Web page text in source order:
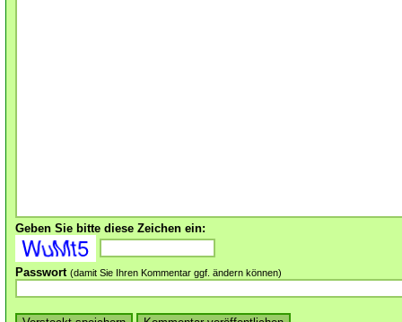
Geben Sie bitte diese Zeichen ein:
Passwort (damit Sie Ihren Kommentar ggf. ändern können)